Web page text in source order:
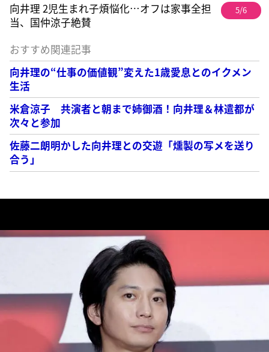
向井理 2児生まれ子煩悩化…オフは家事全担
当、国仲涼子絶賛
5/6
おすすめ関連記事
向井理の“仕事の価値観”変えた1歳愛息とのイクメン
生活
米倉涼子 共演者と朝まで姉御酒！向井理＆林遣都が
次々と参加
佐藤二朗明かした向井理との交遊「燻製の写メを送り
合う」